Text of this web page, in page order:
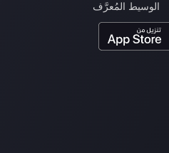
الوسيط المُعرَّف